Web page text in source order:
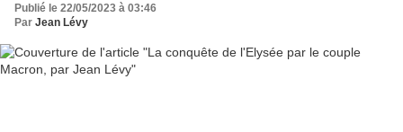
Publié le 22/05/2023 à 03:46
Par Jean Lévy